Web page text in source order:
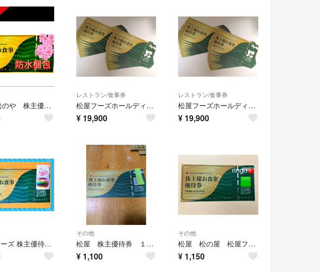
松屋 松のや 株主優待券
レストラン/食事券
松屋フーズホールディングス 株主優待 20枚
¥ 19,900
レストラン/食事券
松屋フーズホールディングス 株主優待 20枚
¥ 19,900
❇️松屋フーズ 株主優待券 1 枚
その他
松屋 株主優待券 １枚 ⚅
¥ 1,100
その他
松屋 松の屋 松屋フーズ株主優待券1枚
¥ 1,150